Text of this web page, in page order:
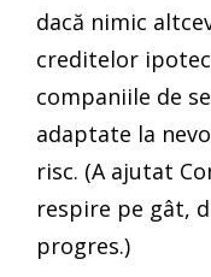
dacă nimic
creditelor
companiile de
adaptate la
risc. (A ajutat
respire pe gât,
progres.)